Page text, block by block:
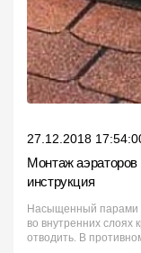
27.12.2018
Монтаж аэраторов
инструкция
Насыщенный парами
во внутренних слоях
отводить. В